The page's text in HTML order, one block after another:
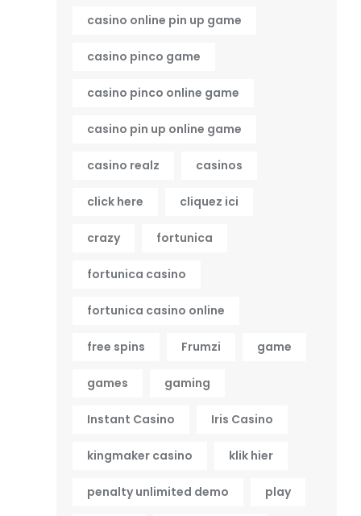
casino online pin up game
casino pinco game
casino pinco online game
casino pin up online game
casino realz casinos
click here cliquez ici
crazy fortunica
fortunica casino
fortunica casino online
free spins Frumzi game
games gaming
Instant Casino Iris Casino
kingmaker casino klik hier
penalty unlimited demo play